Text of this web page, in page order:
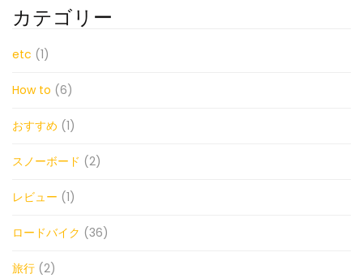
カ
イ
ブ
カテゴリー
etc (1)
How to (6)
おすすめ (1)
スノーボード (2)
レビュー (1)
ロードバイク (36)
旅行 (2)